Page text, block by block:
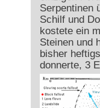
Serpentinen
Schilf und
kostete ein
Steinen und
bisher
donnerte, 3